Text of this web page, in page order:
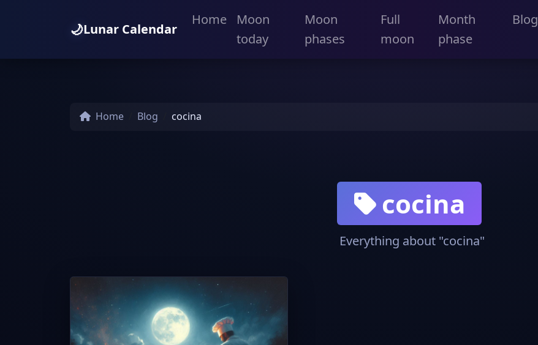
🌙Lunar Calendar
Home
Moon
today
Moon
phases
Full
moon
Month
phase
Blog
Home Blog cocina
cocina
Everything about "cocina"